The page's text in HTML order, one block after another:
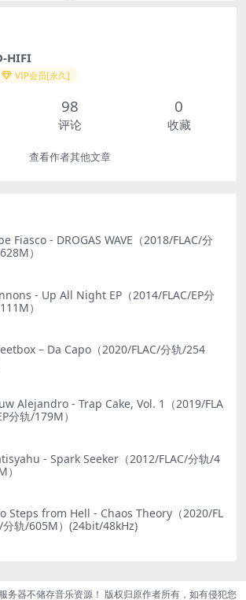
HIFI
VIP会员[永久]
98
评论
0
收藏
查看作者其他文章
Fiasco - DROGAS WAVE（2018/FLAC/分
）
- Up All Night EP（2014/FLAC/EP分
）
– Da Capo（2020/FLAC/分轨/254
Alejandro - Trap Cake, Vol. 1（2019/FLA
分轨/179M）
- Spark Seeker（2012/FLAC/分轨/4
）
Steps from Hell - Chaos Theory（2020/FL
分轨/605M）(24bit/48kHz)
务器不储存音乐资源！ 版权归原作者所有，如有侵犯您